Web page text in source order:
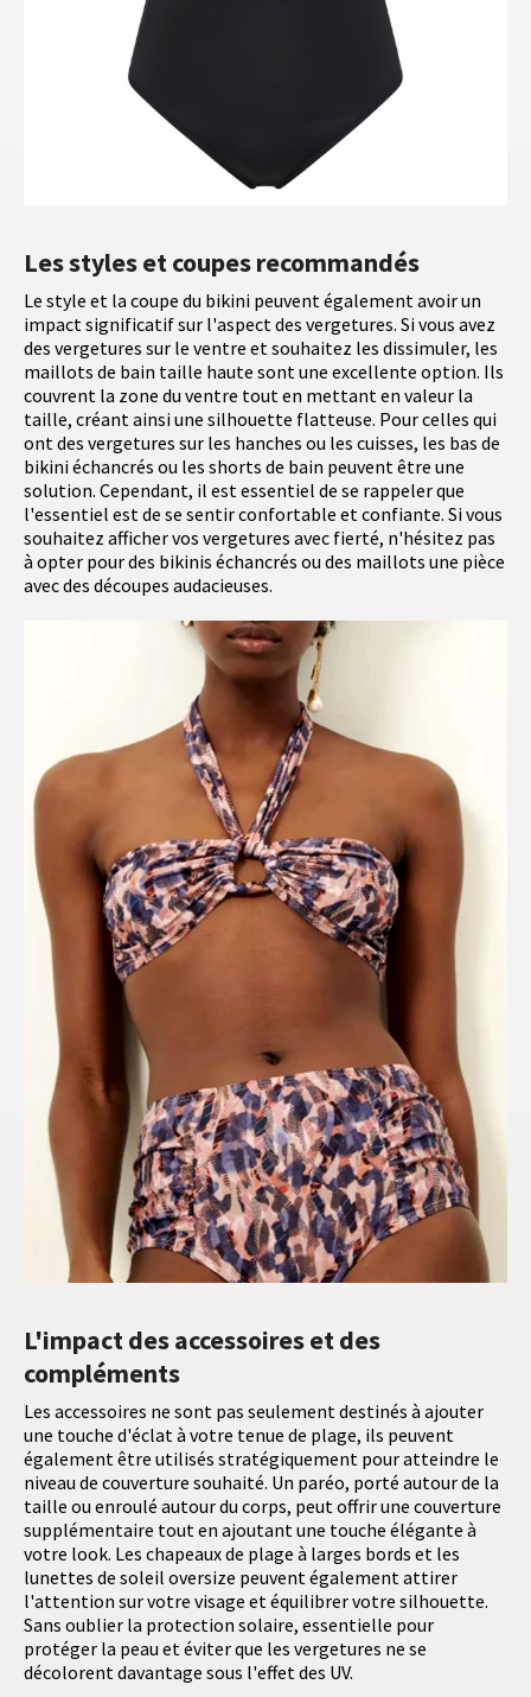
Les styles et coupes recommandés
Le style et la coupe du bikini peuvent également avoir un
impact significatif sur l'aspect des vergetures. Si vous avez
des vergetures sur le ventre et souhaitez les dissimuler, les
maillots de bain taille haute sont une excellente option. Ils
couvrent la zone du ventre tout en mettant en valeur la
taille, créant ainsi une silhouette flatteuse. Pour celles qui
ont des vergetures sur les hanches ou les cuisses, les bas de
bikini échancrés ou les shorts de bain peuvent être une
solution. Cependant, il est essentiel de se rappeler que
l'essentiel est de se sentir confortable et confiante. Si vous
souhaitez afficher vos vergetures avec fierté, n'hésitez pas
à opter pour des bikinis échancrés ou des maillots une pièce
avec des découpes audacieuses.
L'impact des accessoires et des
compléments
Les accessoires ne sont pas seulement destinés à ajouter
une touche d'éclat à votre tenue de plage, ils peuvent
également être utilisés stratégiquement pour atteindre le
niveau de couverture souhaité. Un paréo, porté autour de la
taille ou enroulé autour du corps, peut offrir une couverture
supplémentaire tout en ajoutant une touche élégante à
votre look. Les chapeaux de plage à larges bords et les
lunettes de soleil oversize peuvent également attirer
l'attention sur votre visage et équilibrer votre silhouette.
Sans oublier la protection solaire, essentielle pour
protéger la peau et éviter que les vergetures ne se
décolorent davantage sous l'effet des UV.